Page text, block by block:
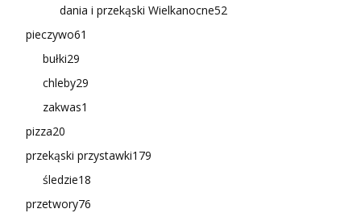
dania i przekąski Wielkanocne52
pieczywo61
bułki29
chleby29
zakwas1
pizza20
przekąski przystawki179
śledzie18
przetwory76